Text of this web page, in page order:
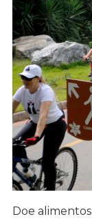
Doe